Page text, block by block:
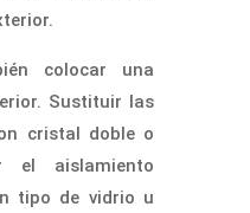
colocar una
Sustituir las
cristal doble o
el aislamiento
tipo de vidrio u